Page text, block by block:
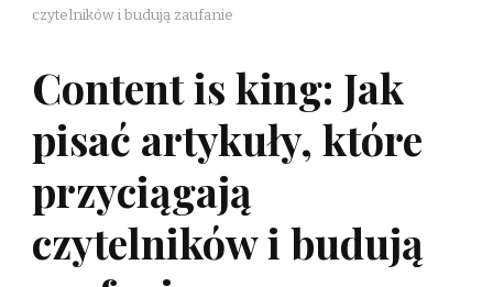
czytelników i budują zaufanie
Content is king: Jak
pisać artykuły, które
przyciągają
czytelników i budują